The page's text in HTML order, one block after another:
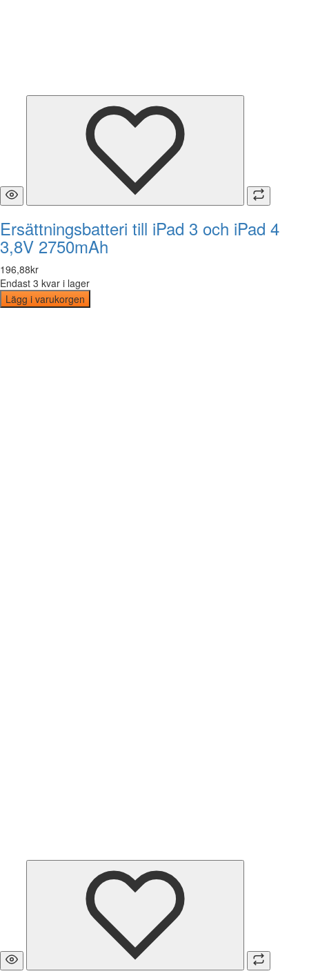
Ersättningsbatteri till iPad 3 och iPad 4
3,8V 2750mAh
196,88kr
Endast 3 kvar i lager
Lägg i varukorgen